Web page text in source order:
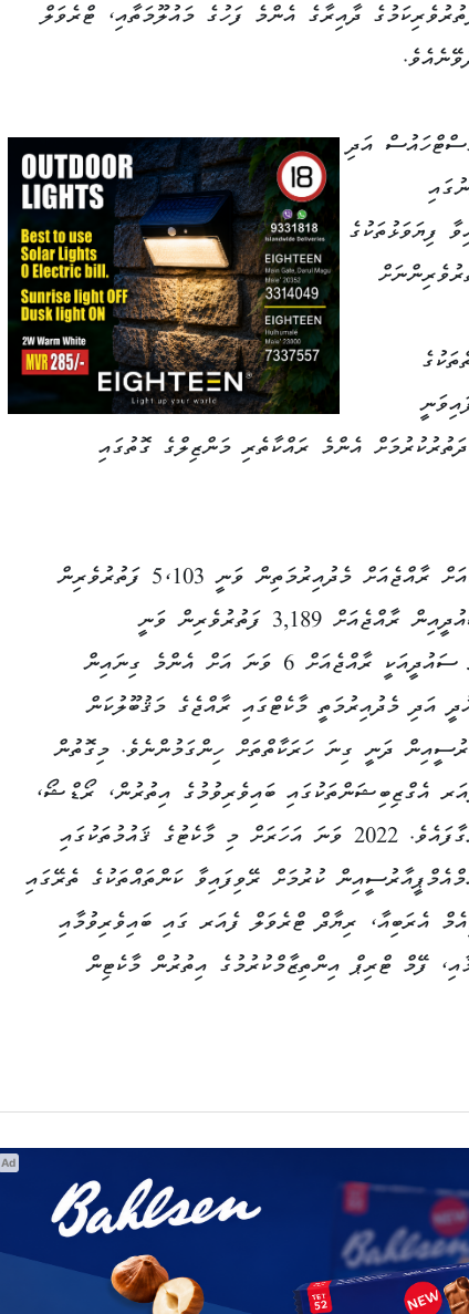
ދާއިރާގެ އެންމެ ފަހުގެ މައުލޫމަތާއި، ޓްރެވަލް
އަދި
ފިޔަވަޅުތަކުގެ
އެންމެ ރައްކާތެރި މަންޒިލްގެ ގޮތުގައި
މިއަހަރުގެ ޖަނަވަރީ މަހާ ހަމައަށް ހަމައަށް ރާއްޖެއަށް މެދުއިރުމަތިން ވަނީ 5،103 ފަތުރުވެރިން
ޒިޔާރަތްކޮށްފައެވެ. މި މުއްދަތުގައި ސައުދީއިން ރާއްޖެއަށް 3,189 ފަތުރުވެރިން ވަނީ
ޒިޔާރަތްކޮށްފައެވެ. 2021 ވަނަ އަހަރު ސައުދީއަކީ ރާއްޖެއަށް 6 ވަނަ އަށް އެންމެ ގިނައިން
އަދި މެދުއިރުމަތީ މާކެޓްގައި ރާއްޖެގެ މަޤުބޫލުކަން
ދަނީ ގިނަ ހަރަކާތްތަށް ހިންގަމުންނެވެ. މިގޮތުން
އެގްޒިބިޝަންތަކުގައި ބައިވެރިވުމުގެ އިތުރުން، ރޯޑްޝޯ،
ވެބިނާ އަދި ފޭމް ޓްރިޕްތައް ވަނީ ހިންގާފައެވެ. 2022 ވަނަ އަހަރަށް މި މާކެޓުގެ ޤައުމުތަކުގައި
ކުރުމަށް ރޭވިފައިވާ ކަންތައްތަކުގެ ތެރޭގައި
އެރަބިއާ، ރިޔާދް ޓްރެވަލް ފެއަރ ގައި ބައިވެރިވުމާއި
ފޭމް ޓްރިޕް އިންތިޒާމްކުރުމުގެ އިތުރުން މާކެޓިން
Ad